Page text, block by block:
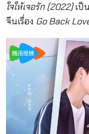
ใจให้เจอรัก (2022)เป็
จีนเรื่อง Go Back